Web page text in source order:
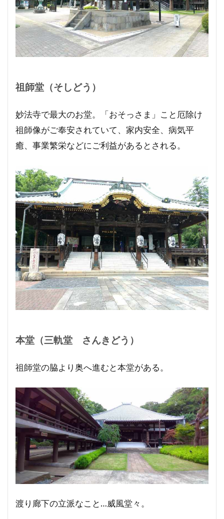
祖師堂（そしどう）
妙法寺で最大のお堂。「おそっさま」こと厄除け
祖師像がご奉安されていて、家内安全、病気平
癒、事業繁栄などにご利益があるとされる。
本堂（三軌堂 さんきどう）
祖師堂の脇より奥へ進むと本堂がある。
渡り廊下の立派なこと…威風堂々。